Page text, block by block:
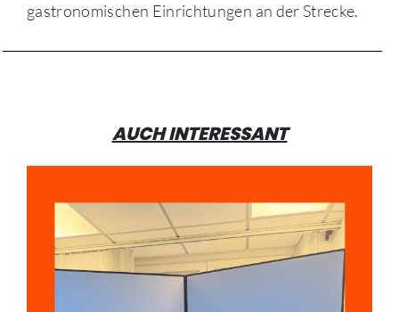
gastronomischen Einrichtungen an der Strecke.
AUCH INTERESSANT